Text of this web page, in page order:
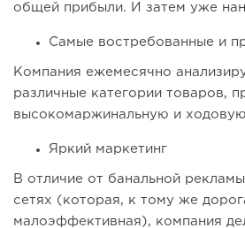
общей прибыли. И затем уже
Самые востребованные и
Компания ежемесячно
различные категории товаров,
высокомаржинальную и
Яркий маркетинг
В отличие от банальной
сетях (которая, к тому же
малоэффективная), компания